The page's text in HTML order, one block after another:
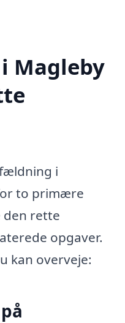
Magleby
i
to primære
rette
opgaver.
kan overveje: